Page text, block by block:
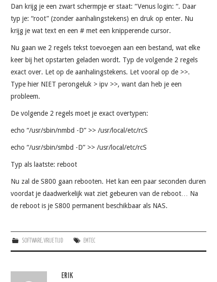
QUOTES
SOCRATES
FOTO’S
Dan krijg je een zwart schermpje er staat: “Venus login: “. Daar
typ je: “root” (zonder aanhalingstekens) en druk op enter. Nu
krijg je wat text en een # met een knipperende cursor.
Nu gaan we 2 regels tekst toevoegen aan een bestand, wat elke
keer bij het opstarten geladen wordt. Typ de volgende 2 regels
exact over. Let op de aanhalingstekens. Let vooral op de >>.
Type hier NIET perongeluk > ipv >>, want dan heb je een
probleem.
De volgende 2 regels moet je exact overtypen:
echo “/usr/sbin/nmbd -D” >> /usr/local/etc/rcS
echo “/usr/sbin/smbd -D” >> /usr/local/etc/rcS
Typ als laatste: reboot
Nu zal de S800 gaan rebooten. Het kan een paar seconden duren
voordat je daadwerkelijk wat ziet gebeuren van de reboot… Na
de reboot is je S800 permanent beschikbaar als NAS.
SOFTWARE,VRIJE TIJD EMTEC
ERIK